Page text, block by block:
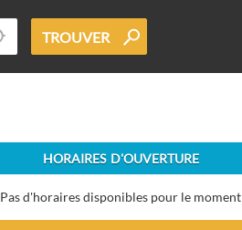
TROUVER
HORAIRES D'OUVERTURE
Pas d'horaires disponibles pour le moment